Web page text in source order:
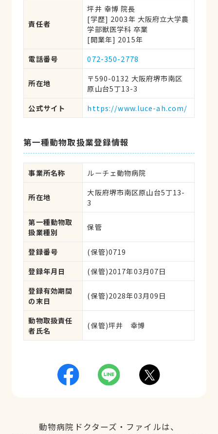
責任者
坪井 幸博 院長
[学歴] 2003年 大阪府立大学農
学部獣医学科 卒業
[開業年] 2015年
電話番号
072-350-2778
所在地
〒590-0132 大阪府堺市南区
原山台5丁13-3
公式サイト
https://www.luce-ah.com/
第一種動物取扱業登録情報
事業所名称 ルーチェ動物病院
所在地
大阪府堺市南区原山台5丁13-
3
第一種動物取
扱業種別
保管
登録番号
(保管)0719
登録年月日
(保管)2017年03月07日
登録有効期間
の末日
(保管)2028年03月09日
動物取扱責任
者氏名
(保管)坪井　幸博
動物病院ドクターズ・ファイルは、